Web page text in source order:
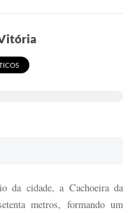
da cidade, a Cachoeira da
metros, formando um